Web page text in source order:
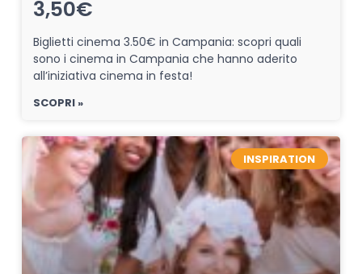
3,50€
Biglietti cinema 3.50€ in Campania: scopri quali
sono i cinema in Campania che hanno aderito
all’iniziativa cinema in festa!
SCOPRI »
INSPIRATION